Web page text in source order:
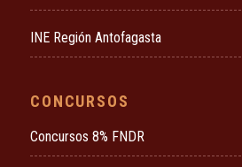
INE Región Antofagasta
CONCURSOS
Concursos 8% FNDR